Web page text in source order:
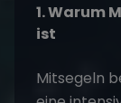
1. Warum
ist
Mitsegeln